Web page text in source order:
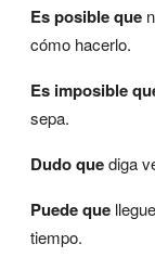
Es posible que
cómo hacerlo.
Es imposible
sepa.
Dudo quediga
Puede que
tiempo.